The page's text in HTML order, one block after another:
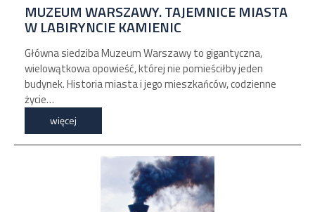
MUZEUM WARSZAWY. TAJEMNICE MIASTA
W LABIRYNCIE KAMIENIC
Główna siedziba Muzeum Warszawy to gigantyczna,
wielowątkowa opowieść, której nie pomieściłby jeden
budynek. Historia miasta i jego mieszkańców, codzienne
życie…
więcej